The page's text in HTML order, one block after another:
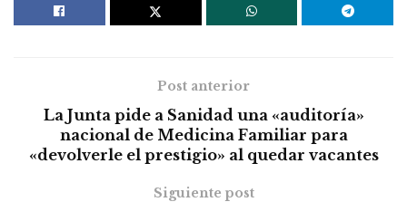
Post anterior
La Junta pide a Sanidad una «auditoría»
nacional de Medicina Familiar para
«devolverle el prestigio» al quedar vacantes
Siguiente post